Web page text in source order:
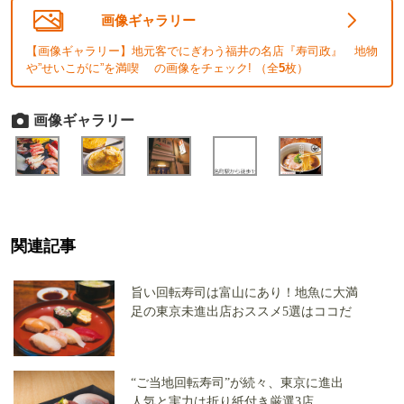
画像ギャラリー
【画像ギャラリー】地元客でにぎわう福井の名店『寿司政』 地物
や”せいこがに”を満喫 の画像をチェック! （全5枚）
画像ギャラリー
関連記事
旨い回転寿司は富山にあり！地魚に大満
足の東京未進出店おススメ5選はココだ
“ご当地回転寿司”が続々、東京に進出